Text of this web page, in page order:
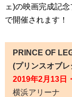
ェ)の映画完成記
で開催されます！
PRINCE OF
(プリンスオブ
2019年2月13日
横浜アリーナ